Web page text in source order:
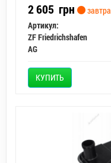
2 605 грн
завтра
Артикул:
ZF Friedrichshafen
AG
КУПИТЬ